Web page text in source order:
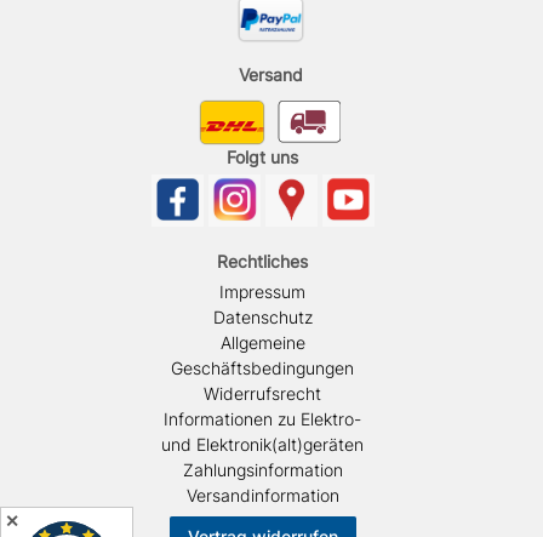
Versand
Folgt uns
Rechtliches
Impressum
Datenschutz
Allgemeine
Geschäftsbedingungen
Widerrufsrecht
Informationen zu Elektro-
und Elektronik(alt)geräten
Zahlungsinformation
Versandinformation
✕